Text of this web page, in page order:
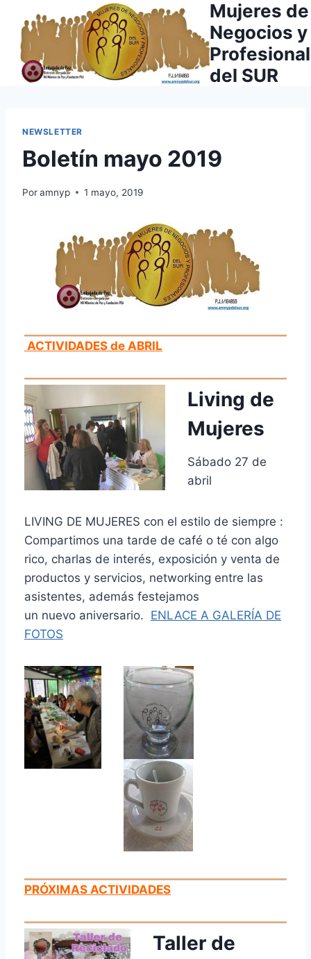
contenido
Mujeres de
Negocios y
del SUR
NEWSLETTER
Boletín mayo 2019
Poramnyp 1 mayo, 2019
ACTIVIDADES de ABRIL
Living de
Mujeres
Sábado 27 de
abril
LIVING DE MUJERES con el estilo de siempre :
Compartimos una tarde de café o té con algo
rico, charlas de interés, exposición y venta de
productos y servicios, networking entre las
asistentes, además festejamos
un nuevo aniversario. ENLACE A GALERÍA DE
FOTOS
PRÓXIMAS ACTIVIDADES
Taller de